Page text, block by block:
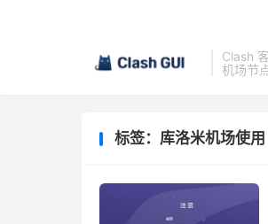
Clash
机场节
标签：库洛米机场使用